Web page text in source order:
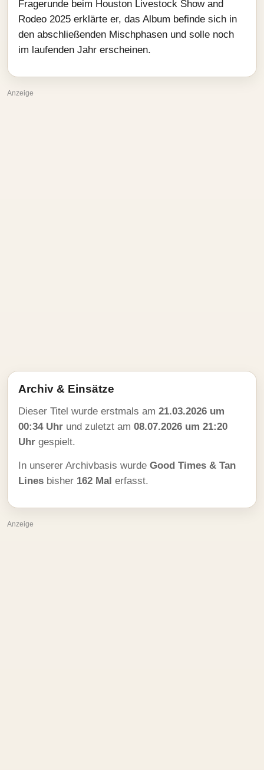
Fragerunde beim Houston Livestock Show and
Rodeo 2025 erklärte er, das Album befinde sich in
den abschließenden Mischphasen und solle noch
im laufenden Jahr erscheinen.
Anzeige
Archiv & Einsätze
Dieser Titel wurde erstmals am 21.03.2026 um
00:34 Uhr und zuletzt am 08.07.2026 um 21:20
Uhr gespielt.
In unserer Archivbasis wurde Good Times & Tan
Lines bisher 162 Mal erfasst.
Anzeige